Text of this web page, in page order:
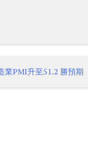
業PMI升至51.2 勝預期